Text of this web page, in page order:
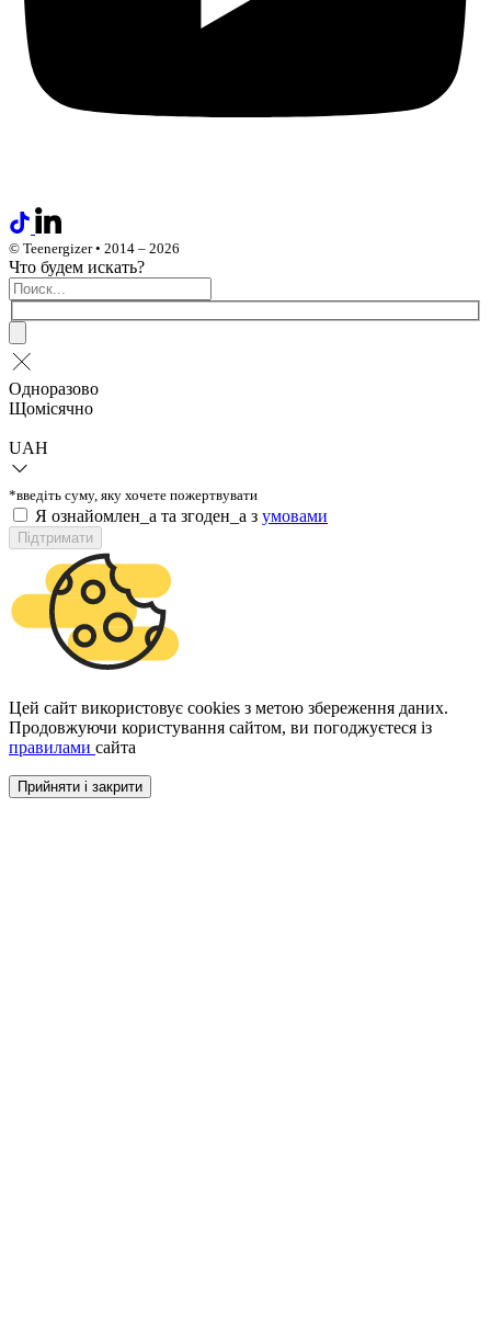
© Teenergizer • 2014 – 2026
Что будем искать?
Одноразово
Щомісячно
UAH
*введіть суму, яку хочете пожертвувати
Я ознайомлен_а та згоден_а з умовами
Підтримати
Цей сайт використовує cookies з метою збереження даних.
Продовжуючи користування сайтом, ви погоджуєтеся із
правилами сайта
Прийняти і закрити